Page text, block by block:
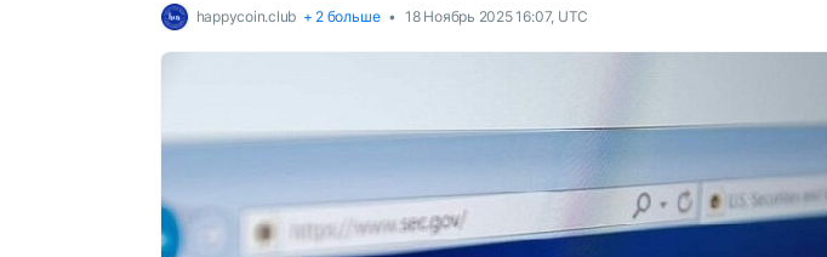
happycoin.club + 2 больше 18 Ноябрь 2025 16:07, UTC